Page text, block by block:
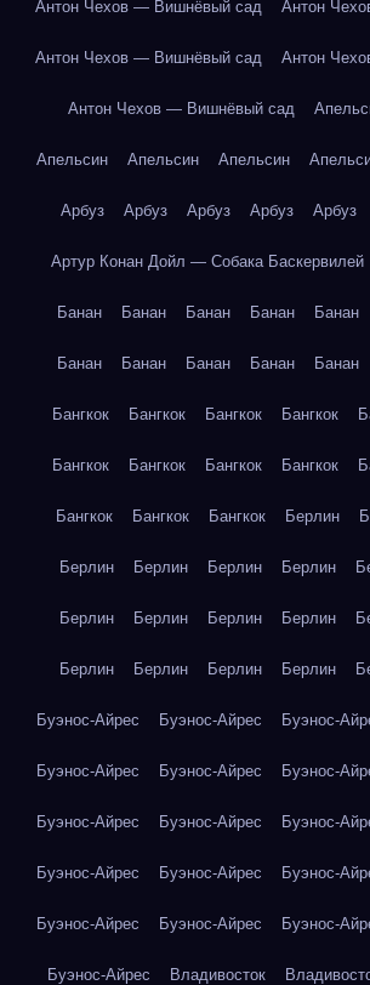
Антон Чехов — Вишнёвый сад Антон
Антон Чехов — Вишнёвый сад Антон
Антон Чехов — Вишнёвый сад
Апельсин Апельсин Апельсин
Арбуз Арбуз Арбуз Арбуз Арбуз
Артур Конан Дойл — Собака Баскервилей
Банан Банан Банан Банан Банан
Банан Банан Банан Банан Банан
Бангкок Бангкок Бангкок Бангкок
Бангкок Бангкок Бангкок Бангкок
Бангкок Бангкок Бангкок Берлин
Берлин Берлин Берлин Берлин
Берлин Берлин Берлин Берлин
Берлин Берлин Берлин Берлин
Буэнос-Айрес Буэнос-Айрес Буэнос-
Буэнос-Айрес Буэнос-Айрес Буэнос-
Буэнос-Айрес Буэнос-Айрес Буэнос-
Буэнос-Айрес Буэнос-Айрес Буэнос-
Буэнос-Айрес Буэнос-Айрес Буэнос-
Буэнос-Айрес Владивосток